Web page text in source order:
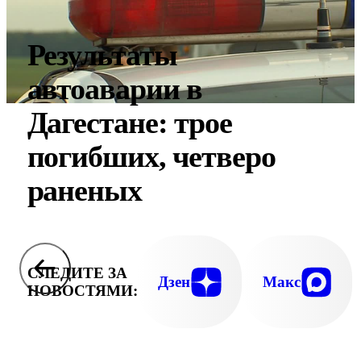
Результаты
автоаварии в
Дагестане: трое
погибших, четверо
раненых
СЛЕДИТЕ ЗА
НОВОСТЯМИ:
Дзен Макс